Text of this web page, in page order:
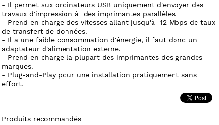
- Il permet aux ordinateurs USB uniquement d'envoyer des
travaux d'impression à des imprimantes parallèles.
- Prend en charge des vitesses allant jusqu'à 12 Mbps de taux
de transfert de données.
- Il a une faible consommation d'énergie, il faut donc un
adaptateur d'alimentation externe.
- Prend en charge la plupart des imprimantes des grandes
marques.
- Plug-and-Play pour une installation pratiquement sans
effort.
Produits recommandés